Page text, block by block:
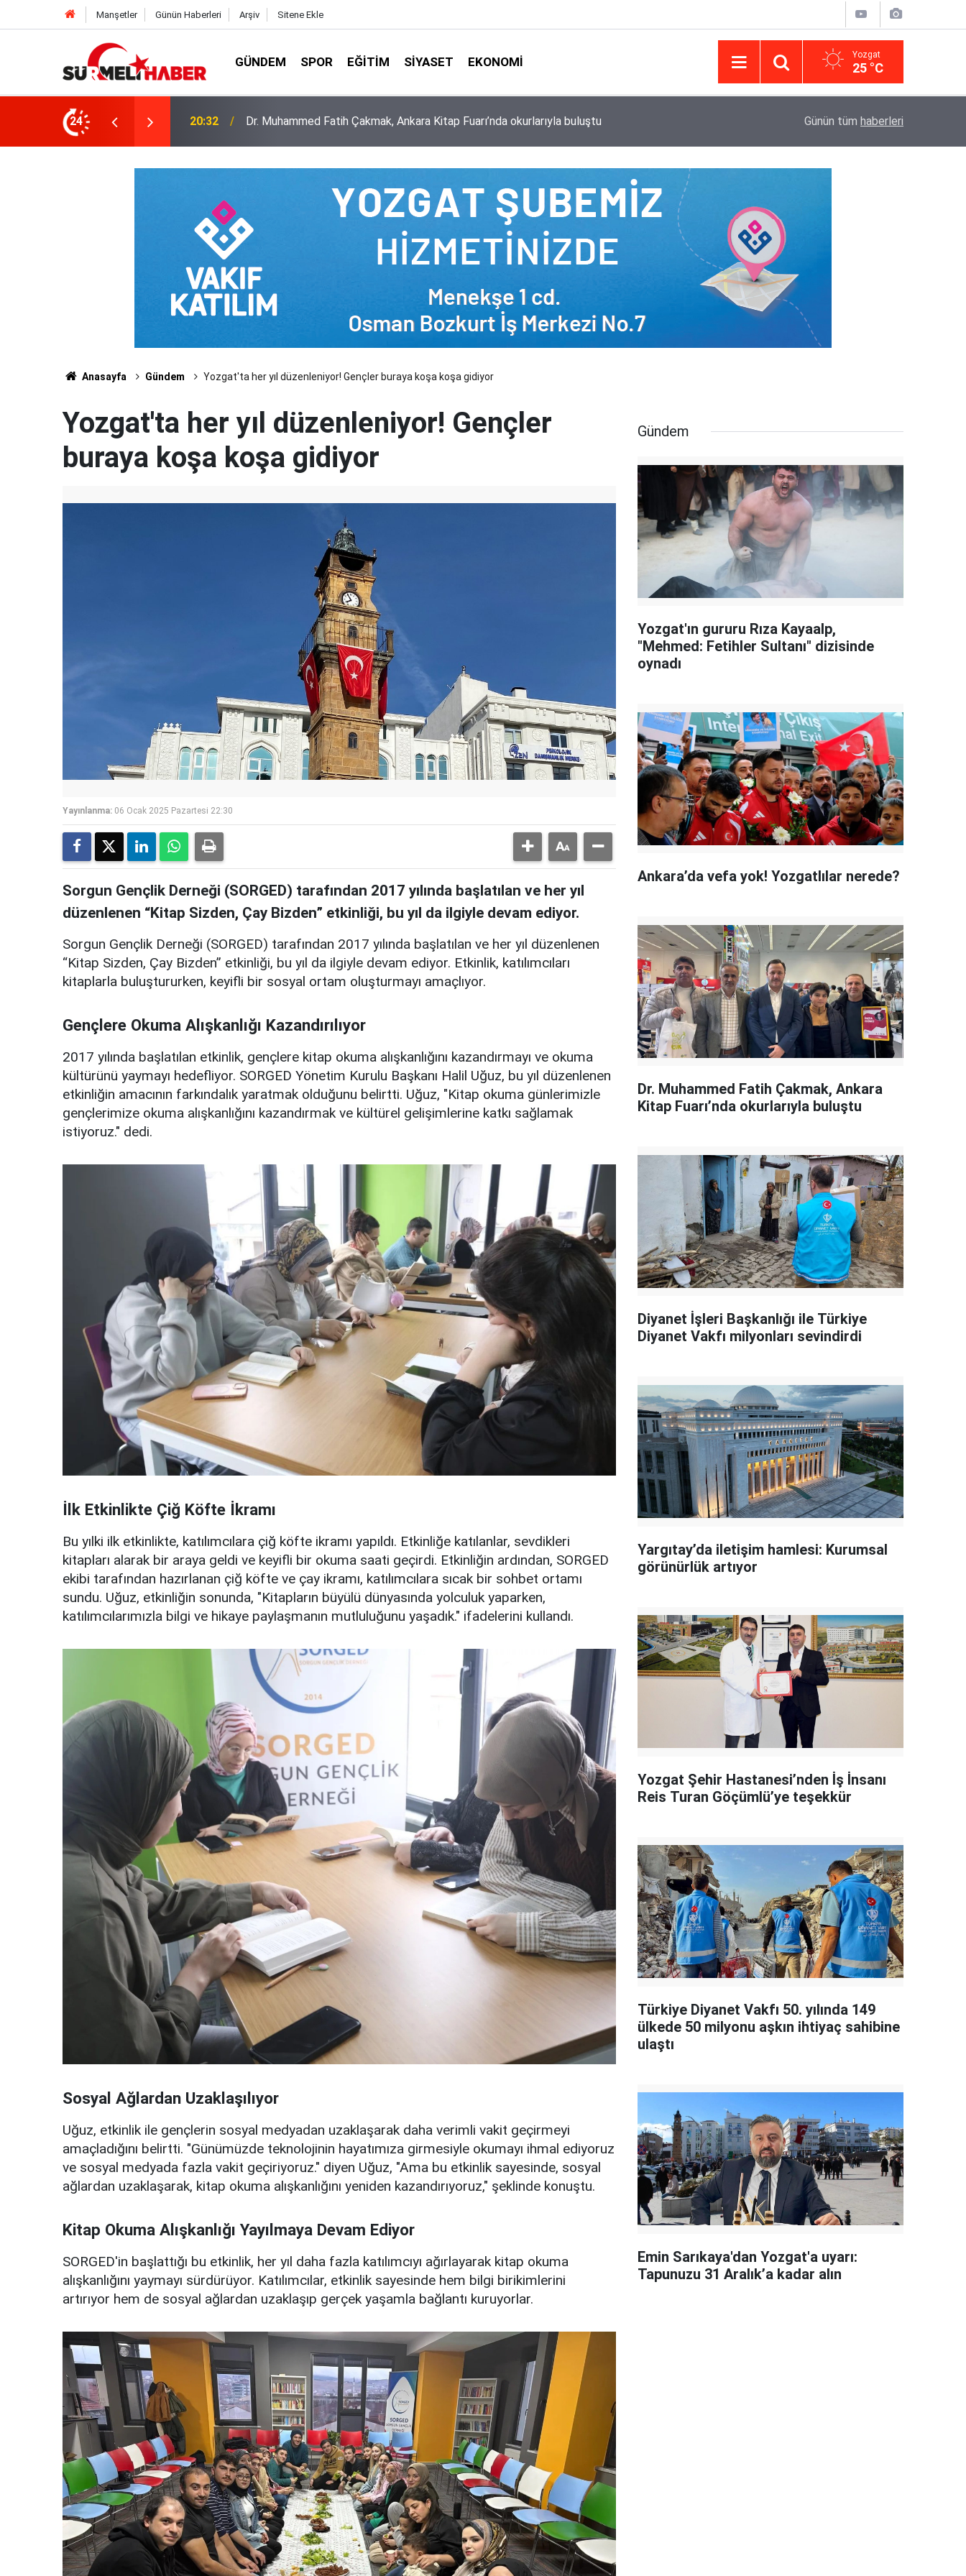
Manşetler Günün Haberleri Arşiv Sitene Ekle
GÜNDEM SPOR EĞITIM SIYASET EKONOMI Yozgat
25 °C
24
okurlarıyla buluştu 14:52 Diyanet İşleri Başkanlığı ile Türkiye Diyanet Vakfı milyonları sevindirdi Yargıtay’da iletişim hamlesi: Kurumsal
Günün tüm haberleri
Anasayfa Gündem Yozgat'ta her yıl düzenleniyor! Gençler buraya koşa koşa gidiyor
Yozgat'ta her yıl düzenleniyor! Gençler
buraya koşa koşa gidiyor
Yayınlanma: 06 Ocak 2025 Pazartesi 22:30
Sorgun Gençlik Derneği (SORGED) tarafından 2017 yılında başlatılan ve her yıl
düzenlenen “Kitap Sizden, Çay Bizden” etkinliği, bu yıl da ilgiyle devam ediyor.
Sorgun Gençlik Derneği (SORGED) tarafından 2017 yılında başlatılan ve her yıl düzenlenen
“Kitap Sizden, Çay Bizden” etkinliği, bu yıl da ilgiyle devam ediyor. Etkinlik, katılımcıları
kitaplarla buluştururken, keyifli bir sosyal ortam oluşturmayı amaçlıyor.
Gençlere Okuma Alışkanlığı Kazandırılıyor
2017 yılında başlatılan etkinlik, gençlere kitap okuma alışkanlığını kazandırmayı ve okuma
kültürünü yaymayı hedefliyor. SORGED Yönetim Kurulu Başkanı Halil Uğuz, bu yıl düzenlenen
etkinliğin amacının farkındalık yaratmak olduğunu belirtti. Uğuz, "Kitap okuma günlerimizle
gençlerimize okuma alışkanlığını kazandırmak ve kültürel gelişimlerine katkı sağlamak
istiyoruz." dedi.
İlk Etkinlikte Çiğ Köfte İkramı
Bu yılki ilk etkinlikte, katılımcılara çiğ köfte ikramı yapıldı. Etkinliğe katılanlar, sevdikleri
kitapları alarak bir araya geldi ve keyifli bir okuma saati geçirdi. Etkinliğin ardından, SORGED
ekibi tarafından hazırlanan çiğ köfte ve çay ikramı, katılımcılara sıcak bir sohbet ortamı
sundu. Uğuz, etkinliğin sonunda, "Kitapların büyülü dünyasında yolculuk yaparken,
katılımcılarımızla bilgi ve hikaye paylaşmanın mutluluğunu yaşadık." ifadelerini kullandı.
Sosyal Ağlardan Uzaklaşılıyor
Uğuz, etkinlik ile gençlerin sosyal medyadan uzaklaşarak daha verimli vakit geçirmeyi
amaçladığını belirtti. "Günümüzde teknolojinin hayatımıza girmesiyle okumayı ihmal ediyoruz
ve sosyal medyada fazla vakit geçiriyoruz." diyen Uğuz, "Ama bu etkinlik sayesinde, sosyal
ağlardan uzaklaşarak, kitap okuma alışkanlığını yeniden kazandırıyoruz," şeklinde konuştu.
Kitap Okuma Alışkanlığı Yayılmaya Devam Ediyor
SORGED'in başlattığı bu etkinlik, her yıl daha fazla katılımcıyı ağırlayarak kitap okuma
alışkanlığını yaymayı sürdürüyor. Katılımcılar, etkinlik sayesinde hem bilgi birikimlerini
artırıyor hem de sosyal ağlardan uzaklaşıp gerçek yaşamla bağlantı kuruyorlar.
Gündem
Yozgat'ın gururu Rıza Kayaalp,
"Mehmed: Fetihler Sultanı" dizisinde
oynadı
Ankara’da vefa yok! Yozgatlılar nerede?
Dr. Muhammed Fatih Çakmak, Ankara
Kitap Fuarı’nda okurlarıyla buluştu
Diyanet İşleri Başkanlığı ile Türkiye
Diyanet Vakfı milyonları sevindirdi
Yargıtay’da iletişim hamlesi: Kurumsal
görünürlük artıyor
Yozgat Şehir Hastanesi’nden İş İnsanı
Reis Turan Göçümlü’ye teşekkür
Türkiye Diyanet Vakfı 50. yılında 149
ülkede 50 milyonu aşkın ihtiyaç sahibine
ulaştı
Emin Sarıkaya'dan Yozgat'a uyarı:
Tapunuzu 31 Aralık’a kadar alın